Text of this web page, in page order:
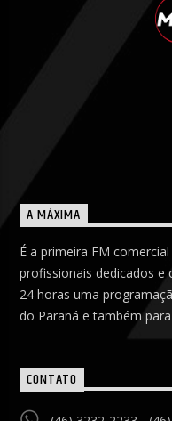
A MÁXIMA
É a primeira FM
profissionais dedicados e
24 horas uma
do Paraná e também
CONTATO